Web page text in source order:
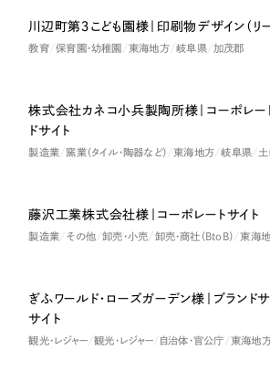
ピンク・桃色
その他
さらに条件を追加する
川辺町第３こども園様｜印刷物デザイン（リー
教育 保育園・幼稚園 東海地方 岐阜県 加茂郡
Nominee
株式会社カネコ小兵製陶所様｜コーポレー
ドサイト
製造業 窯業（タイル・陶器など） 東海地方 岐阜県
藤沢工業株式会社様｜コーポレートサイト
製造業 その他 卸売・小売 卸売・商社（BtoB） 東海
ぎふワールド・ローズガーデン様｜ブランドサ
サイト
観光・レジャー 観光・レジャー 自治体・官公庁 東海地